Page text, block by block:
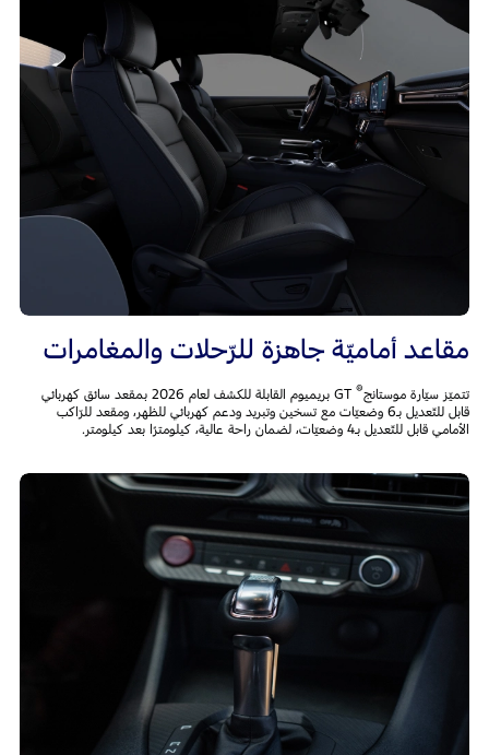
مقاعد أماميّة جاهزة للرّحلات والمغامرات
تتميّز سيّارة موستانج®
GT بريميوم القابلة للكشف لعام 2026 بمقعد سائق كهربائي
قابل للتّعديل بـ6 وضعيّات مع تسخين وتبريد ودعم كهربائي للظهر، ومقعد للرّاكب
الأمامي قابل للتّعديل بـ4 وضعيّات، لضمان راحة عالية، كيلومترًا بعد كيلومتر.